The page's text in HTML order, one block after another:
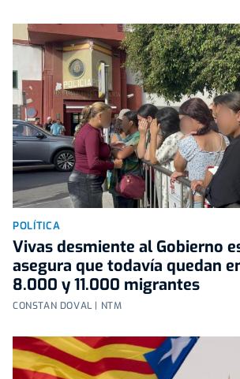
POLÍTICA
Vivas desmiente al Gobierno
asegura que todavía quedan
8.000 y 11.000 migrantes
CONSTAN DOVAL | NTM